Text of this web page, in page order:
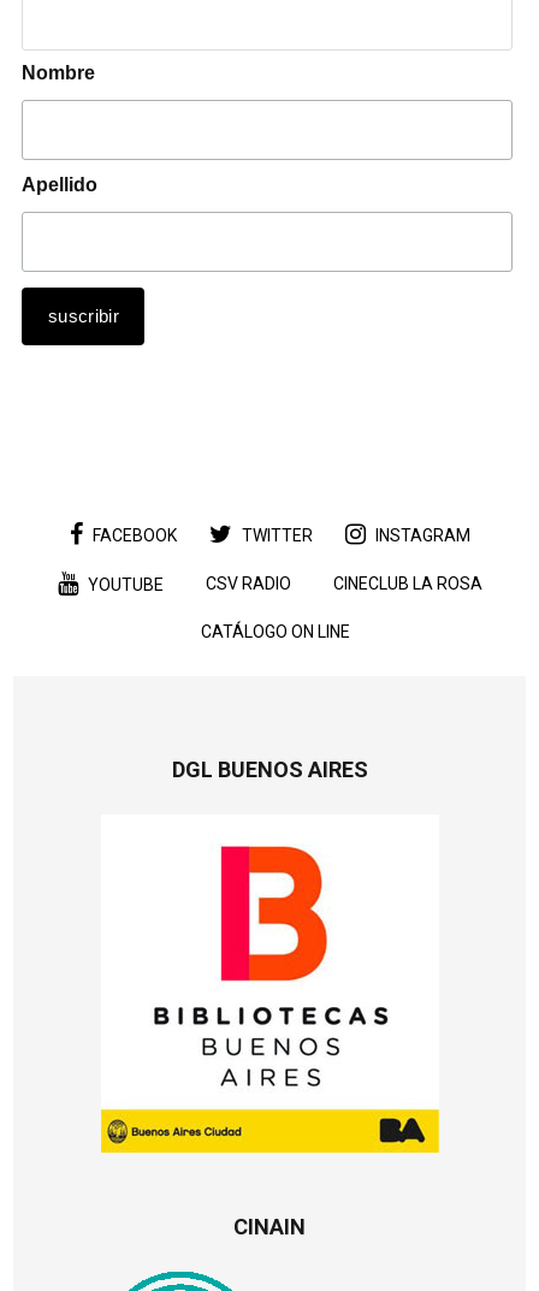
Nombre
Apellido
FACEBOOK TWITTER INSTAGRAM
YOUTUBE CSV RADIO CINECLUB LA ROSA
CATÁLOGO ON LINE
DGL BUENOS AIRES
CINAIN